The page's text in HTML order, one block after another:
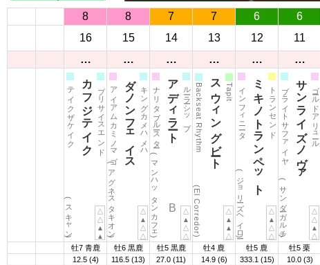
8 8 7 7 6 6
16 15 14 13 12 11
… … … … … …
(スキャン)
カフジテイク
テイクザケイク プリサイスエンド
△
△
▲
▲
(アグネスタキオン)
ダノンフェイス
アイアムカミノマゴ キングカメハメハ
△
▲
△
△
(マンハッタンカフェ)
アディラート
B
ナリタブルースター ルーラーシップ
△
▲
△
△
(El Corredor)
スウィングビート
Backseat Rhythm Tapit
△
▲
▲
△
(ジョリーズヘイロー)
ミキノトランペット
インフィニータ トランセンド
△
▲
△
△
(サンダーガルチ)
サンライズノヴァ
ブライトサファイヤ ゴールドアリュール
△
△
▲
△
牡7 青鹿 牡6 黒鹿 牡5 黒鹿 牡4 鹿 牡5 鹿 牡5 栗
12.5 (4) 116.5 (13) 27.0 (11) 14.9 (6) 333.1 (15) 10.0 (3)